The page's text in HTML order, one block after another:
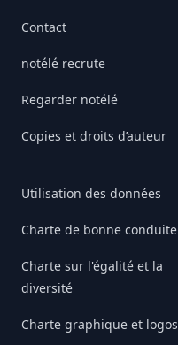
Contact
notélé recrute
Regarder notélé
Copies et droits d’auteur
Utilisation des données
Charte de bonne conduite
Charte sur l'égalité et la
diversité
Charte graphique et logos